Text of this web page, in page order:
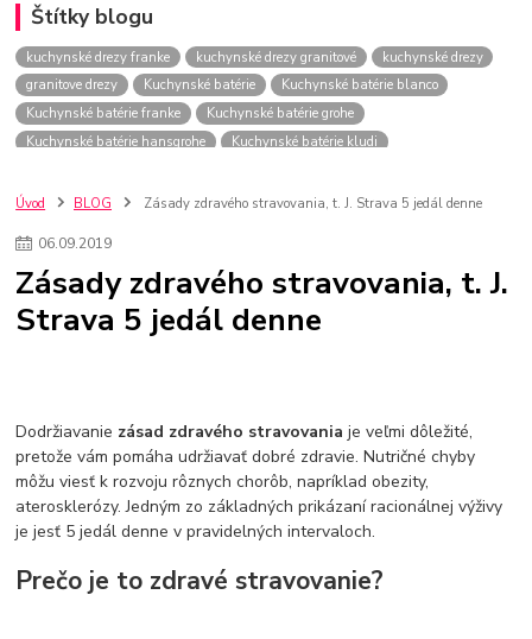
Štítky blogu
kuchynské drezy franke kuchynské drezy granitové
kuchynské drezy
granitove drezy
Kuchynské batérie
Kuchynské batérie blanco
Kuchynské batérie franke
Kuchynské batérie grohe
Kuchynské batérie hansgrohe
Kuchynské batérie kludi
kuchynské batérie sagittarius
kuchynské batérie
vodovodné batérie
kuchynské drezy sety
kúpelňové batérie
vodovodné batérie do kúpelne kuchynske
drez
bidetové batérie
vaňové batérie
sprchové batérie
vodovodné batérie blanco
Zápustné umývadlá
sprchový záves
vodovodná batéria
čierna kúpelňová batéria
vaňa retro
voľne stojaca vaňa
retro kúpeľne
Nákup tovaru pre firmy bez DPH
Bez DPH
Ako znížiť náklady
Ako znížiť náklady na firmu
szco nakup bez dph
szco nakup bez dph nakupovanie na firmu bez dph
nákup bez dph v eu ň
Úvod BLOG Zásady zdravého stravovania, t. J. Strava 5 jedál denne
06.09.2019
Zásady zdravého stravovania, t. J.
Strava 5 jedál denne
Dodržiavanie zásad zdravého stravovaniaje veľmi dôležité,
pretože vám pomáha udržiavať dobré zdravie. Nutričné chyby
môžu viesť k rozvoju rôznych chorôb, napríklad obezity,
aterosklerózy. Jedným zo základných prikázaní racionálnej výživy
je jesť 5 jedál denne v pravidelných intervaloch.
Prečo je to zdravé stravovanie?